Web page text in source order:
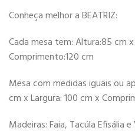
Conheça melhor a BEATRIZ:
Cada mesa tem: Altura:85 cm
Comprimento:120 cm
Mesa com medidas iguais ou
cm x Largura: 100 cm x
Madeiras: Faia, Tacúla Efisália